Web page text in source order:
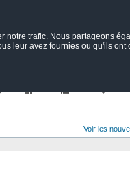
trafic. Nous partageons
leur avez fournies ou qu'ils ont
Voir les